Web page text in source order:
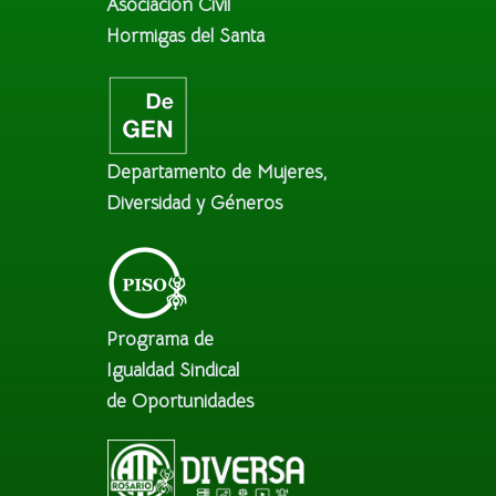
Asociación Civil
Hormigas del Santa
Departamento de Mujeres,
Diversidad y Géneros
Programa de
Igualdad Sindical
de Oportunidades